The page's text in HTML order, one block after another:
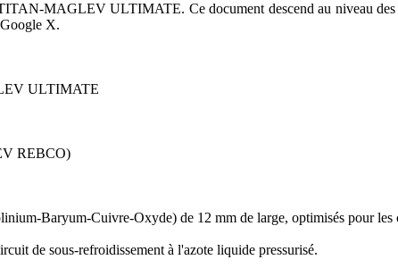
MAGLEV ULTIMATE. Ce document descend au niveau des
X.
ULTIMATE
REBCO)
Baryum-Cuivre-Oxyde) de 12 mm de large, optimisés pour les
de sous-refroidissement à l'azote liquide pressurisé.